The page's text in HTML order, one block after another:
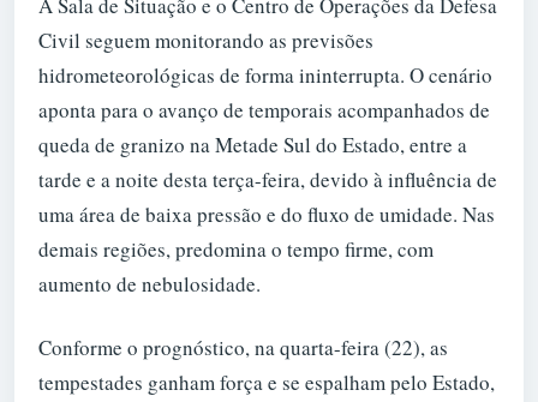
Civil seguem monitorando as previsões
hidrometeorológicas de forma ininterrupta. O cenário
aponta para o avanço de temporais acompanhados de
queda de granizo na Metade Sul do Estado, entre a
tarde e a noite desta terça-feira, devido à influência de
uma área de baixa pressão e do fluxo de umidade. Nas
demais regiões, predomina o tempo firme, com
aumento de nebulosidade.
Conforme o prognóstico, na quarta-feira (22), as
tempestades ganham força e se espalham pelo Estado,